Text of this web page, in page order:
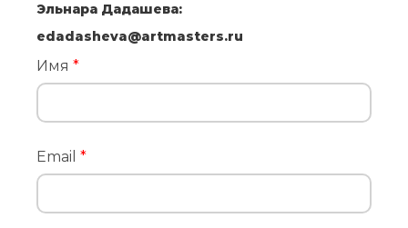
Эльнара Дадашева:
edadasheva@artmasters.ru
Имя *
Email *